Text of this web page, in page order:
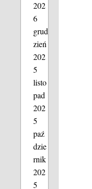
202
6
grud
zień
202
5
listo
pad
202
5
paź
dzie
rnik
202
5